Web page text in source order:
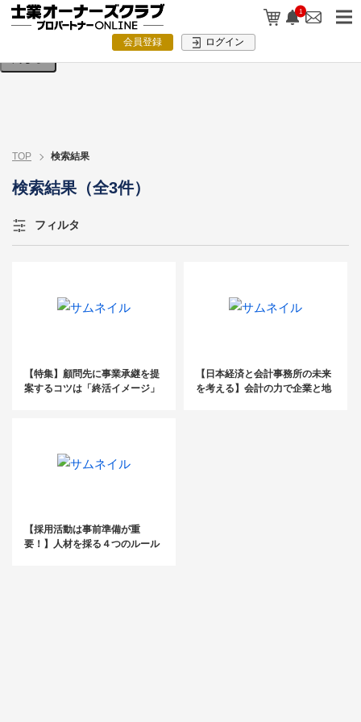
1
会員登録 ログイン
検索条件を入力してください。
TOP 検索結果
検索結果（全3件）
フィルタ
【特集】顧問先に事業承継を提
案するコツは「終活イメージ」
【日本経済と会計事務所の未来
を考える】会計の力で企業と地
【採用活動は事前準備が重
要！】人材を採る４つのルール